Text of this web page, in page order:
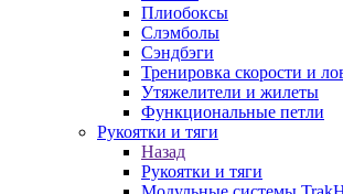
Плиобоксы
Слэмболы
Сэндбэги
Тренировка скорости и
Утяжелители и жилеты
Функциональные петли
Рукоятки и тяги
Назад
Рукоятки и тяги